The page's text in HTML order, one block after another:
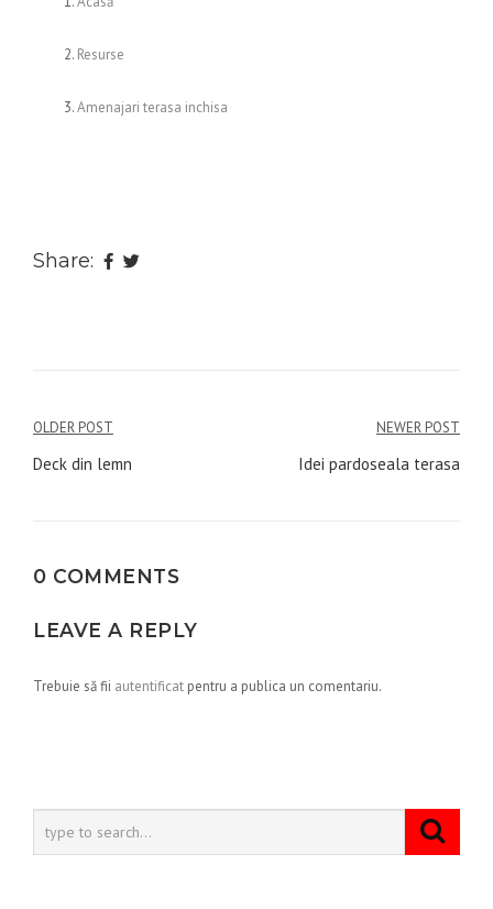
Resurse
Amenajari terasa inchisa
Share:
Navigare
în
OLDER POST
Deck din lemn
NEWER POST
Idei pardoseala terasa
0 COMMENTS
LEAVE A REPLY
Trebuie să fii autentificat pentru a publica un comentariu.